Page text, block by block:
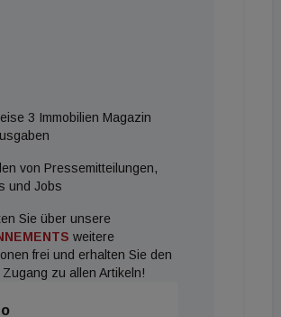
3 Immobilien Magazin
von Pressemitteilungen,
und Jobs
Sie über unsere
weitere
frei und erhalten Sie den
zu allen Artikeln!